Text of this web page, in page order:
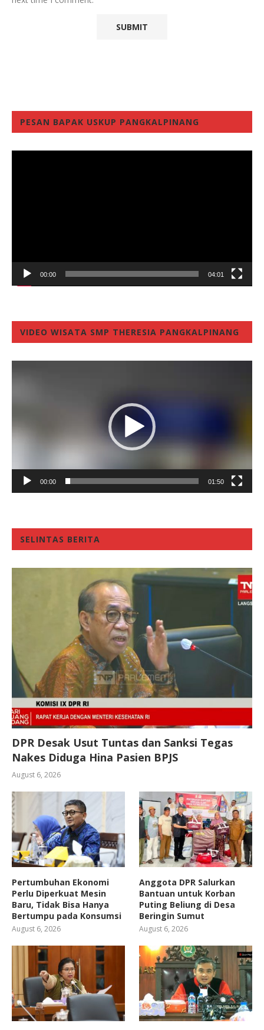
PESAN BAPAK USKUP PANGKALPINANG
00:00 04:01
VIDEO WISATA SMP THERESIA PANGKALPINANG
00:00 01:50
SELINTAS BERITA
DPR Desak Usut Tuntas dan Sanksi Tegas
Nakes Diduga Hina Pasien BPJS
August 6, 2026
Pertumbuhan Ekonomi
Perlu Diperkuat Mesin
Baru, Tidak Bisa Hanya
Bertumpu pada Konsumsi
August 6, 2026
Anggota DPR Salurkan
Bantuan untuk Korban
Puting Beliung di Desa
Beringin Sumut
August 6, 2026